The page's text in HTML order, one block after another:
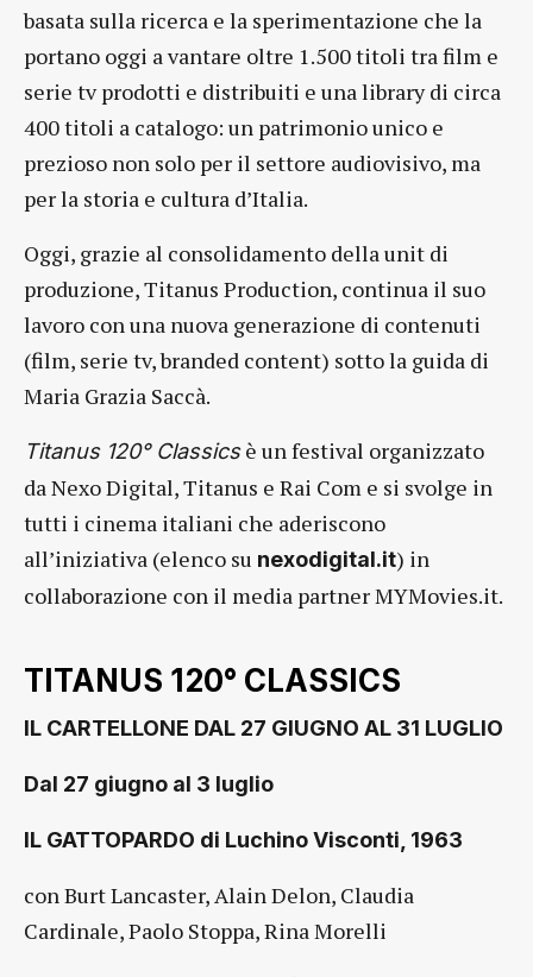
basata sulla ricerca e la sperimentazione che la
portano oggi a vantare oltre 1.500 titoli tra film e
serie tv prodotti e distribuiti e una library di circa
400 titoli a catalogo: un patrimonio unico e
prezioso non solo per il settore audiovisivo, ma
per la storia e cultura d’Italia.
Oggi, grazie al consolidamento della unit di
produzione, Titanus Production, continua il suo
lavoro con una nuova generazione di contenuti
(film, serie tv, branded content) sotto la guida di
Maria Grazia Saccà.
Titanus 120° Classicsè un festival organizzato
da Nexo Digital, Titanus e Rai Com e si svolge in
tutti i cinema italiani che aderiscono
all’iniziativa (elenco su nexodigital.it) in
collaborazione con il media partner MYMovies.it.
TITANUS 120° CLASSICS
IL CARTELLONE DAL 27 GIUGNO AL 31 LUGLIO
Dal 27 giugno al 3 luglio
IL GATTOPARDO di Luchino Visconti, 1963
con Burt Lancaster, Alain Delon, Claudia
Cardinale, Paolo Stoppa, Rina Morelli